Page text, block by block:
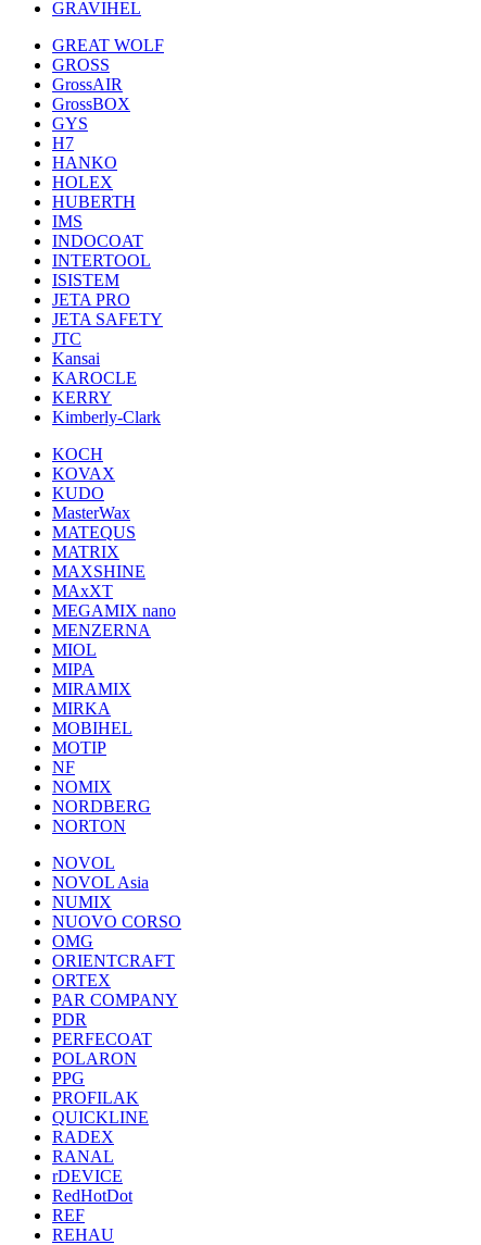
GRAVIHEL
GREAT WOLF
GROSS
GrossAIR
GrossBOX
GYS
H7
HANKO
HOLEX
HUBERTH
IMS
INDOCOAT
INTERTOOL
ISISTEM
JETA PRO
JETA SAFETY
JTC
Kansai
KAROCLE
KERRY
Kimberly-Clark
KOCH
KOVAX
KUDO
MasterWax
MATEQUS
MATRIX
MAXSHINE
MAxXT
MEGAMIX nano
MENZERNA
MIOL
MIPA
MIRAMIX
MIRKA
MOBIHEL
MOTIP
NF
NOMIX
NORDBERG
NORTON
NOVOL
NOVOL Asia
NUMIX
NUOVO CORSO
OMG
ORIENTCRAFT
ORTEX
PAR COMPANY
PDR
PERFECOAT
POLARON
PPG
PROFILAK
QUICKLINE
RADEX
RANAL
rDEVICE
RedHotDot
REF
REHAU